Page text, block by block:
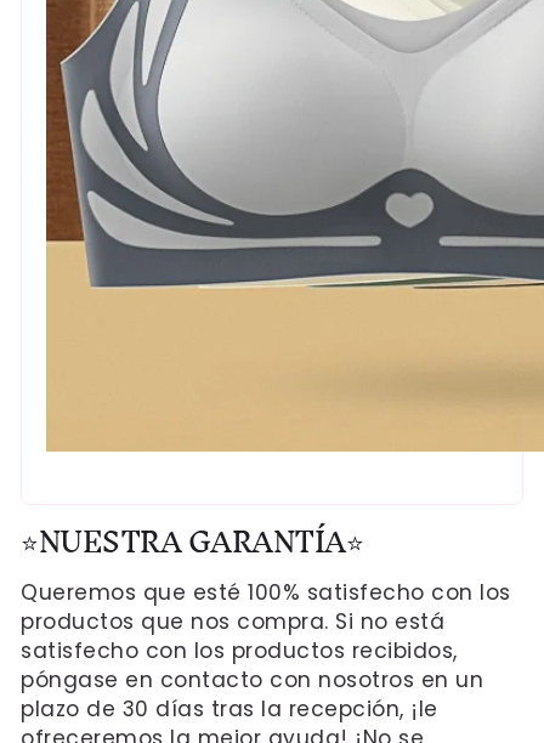
⭐NUESTRA GARANTÍA⭐
Queremos que esté 100% satisfecho con los
productos que nos compra. Si no está
satisfecho con los productos recibidos,
póngase en contacto con nosotros en un
plazo de 30 días tras la recepción, ¡le